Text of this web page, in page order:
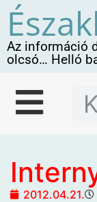
Az információ
olcsó… Helló
2012.04.21.